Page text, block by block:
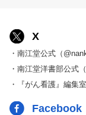
X
・南江堂公式（
・南江堂洋書部公式
・『がん看護』編集
Facebook